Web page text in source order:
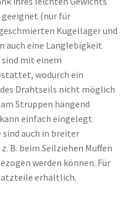
(nur für
Kugellager und
auch eine Langlebigkeit
mit einem
wodurch ein
Drahtseils nicht möglich
Struppen hängend
einfach eingelegt
sind auch in breiter
B. beim Seilziehen Muffen
werden können. Für
erhältlich.